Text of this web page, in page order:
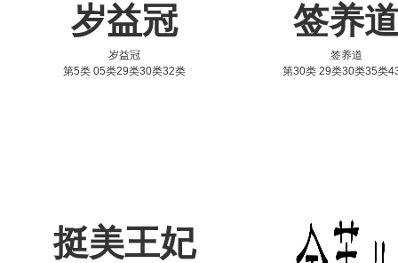
岁益冠
岁益冠
第5类 05类29类30类32类
签养
签养道
第30类 29类30类35类
挺美王妃